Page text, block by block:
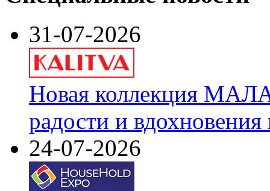
31-07-2026
Новая коллекция
радости и
24-07-2026